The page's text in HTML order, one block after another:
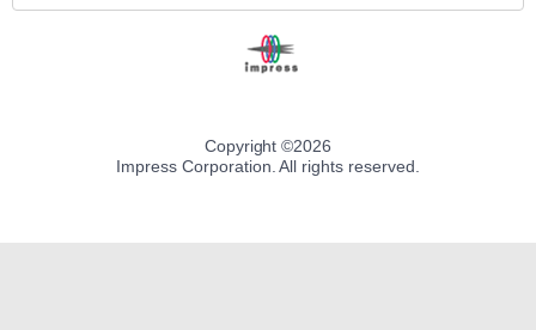
Copyright ©2026
Impress Corporation. All rights reserved.